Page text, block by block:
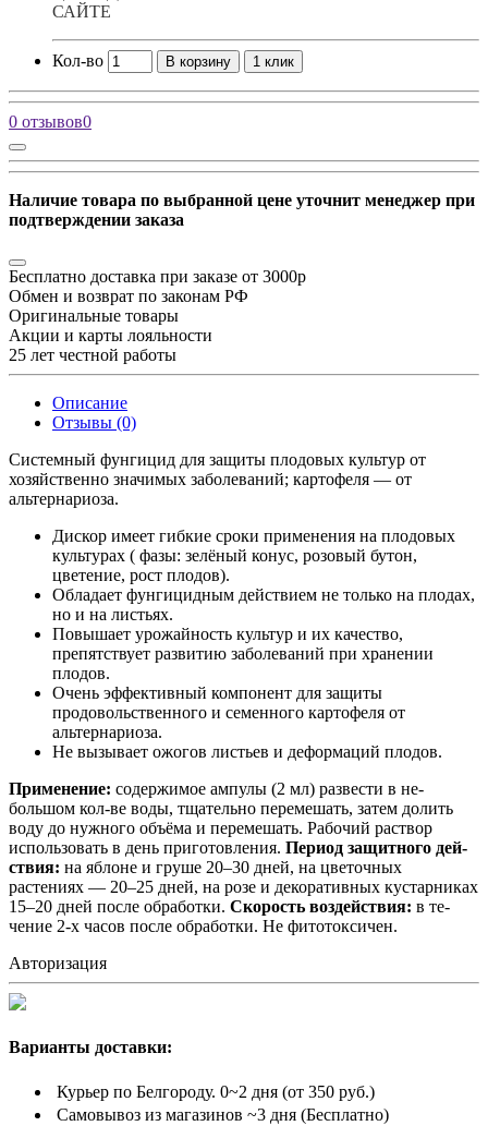
САЙТЕ
Кол-во В корзину 1 клик
0 отзывов0
Наличие товара по выбранной цене уточнит менеджер при
подтверждении заказа
Бесплатно доставка при заказе от 3000р
Обмен и возврат по законам РФ
Оригинальные товары
Акции и карты лояльности
25 лет честной работы
Описание
Отзывы (0)
Системный фунгицид для защиты плодовых культур от
хозяйственно значимых заболеваний; картофеля — от
альтернариоза.
Дискор имеет гибкие сроки применения на плодовых
культурах ( фазы: зелёный конус, розовый бутон,
цветение, рост плодов).
Обладает фунгицидным действием не только на плодах,
но и на листьях.
Повышает урожайность культур и их качество,
препятствует развитию заболеваний при хранении
плодов.
Очень эффективный компонент для защиты
продовольственного и семенного картофеля от
альтернариоза.
Не вызывает ожогов листьев и деформаций плодов.
Применение: содержимое ампулы (2 мл) развести в не­
большом кол-ве воды, тщательно перемешать, затем до­лить
воду до нужного объёма и перемешать. Рабочий раствор
использовать в день приготовления. Период защитного дей­
ствия: на яблоне и груше 20–30 дней, на цветочных
растениях — 20–25 дней, на розе и декоративных кустарниках
15–20 дней пос­ле обработки. Скорость воз­дей­­ствия: в те­
чение 2-х часов после обработки. Не фитотокси­чен.
Авторизация
Варианты доставки:
Курьер по Белгороду. 0~2 дня (от 350 руб.)
Самовывоз из магазинов ~3 дня (Бесплатно)